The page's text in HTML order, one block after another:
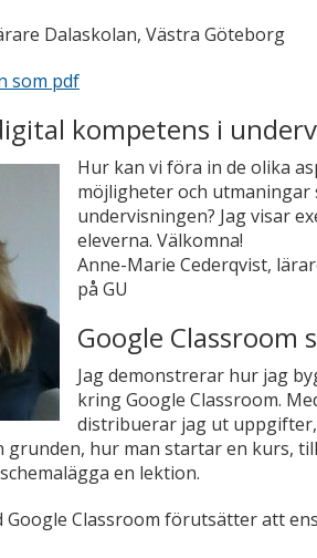
Dalaskolan, Västra Göteborg
som pdf
kompetens i
Hur kan vi föra in de olika
möjligheter och
undervisningen? Jag visar
eleverna. Välkomna!
Anne-Marie Cederqvist,
på GU
Google Classroom
Jag demonstrerar hur jag
kring Google Classroom.
distribuerar jag ut uppgifter,
hur man startar en kurs,
en lektion.
Google Classroom förutsätter att